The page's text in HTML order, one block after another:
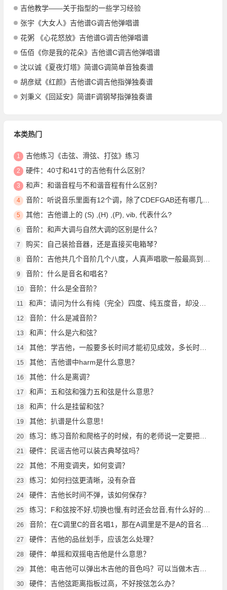
吉他教学——关于指型的一些学习经验
张宇《大女人》吉他谱G调吉他弹唱谱
花粥 《心花怒放》吉他谱G调吉他弹唱谱
伍佰《你是我的花朵》吉他谱C调吉他弹唱谱
沈以诚《夏夜灯塔》简谱G调简单音独奏谱
胡彦斌《红颜》吉他谱C调吉他指弹独奏谱
刘秉义《回延安》简谱F调钢琴指弹独奏谱
本类热门
1 吉他练习《击弦、滑弦、打弦》练习
2 硬件：40寸和41寸的吉他有什么区别？
3 和声：和谐音程与不和谐音程有什么区别？
4 音阶：听说音乐里面有12个调，除了CDEFGAB还有哪几个？
5 其他：吉他谱上的 (S) ,(H) ,(P), vib, 代表什么?
6 音阶：和声大调与自然大调的区别是什么？
7 购买：自己装拾音器，还是直接买电箱琴？
8 音阶：吉他共几个音阶几个八度，人真声唱歌一般最高到几个八度？
9 音阶：什么是音名和唱名？
10 音阶：什么是全音阶？
11 和声：请问为什么有纯（完全）四度、纯五度音，却没有纯二三度？谢谢！
12 音阶：什么是减音阶？
13 和声：什么是六和弦？
14 其他：学吉他，一般要多长时间才能初见成效，多长时间才能大见成效？
15 其他：吉他谱中harm是什么意思？
16 其他：什么是离调？
17 和声：五和弦和强力五和弦是什么意思？
18 和声：什么是挂留和弦？
19 其他：扒谱是什么意思！
20 练习：练习音阶和爬格子的时候，有的老师说一定要把拇指放在后面，有的老师则说把拇指露出来随意一点也行到底该听谁的，还是木吉他是一种按法，电吉他又一种
21 硬件：民谣吉他可以装古典琴弦吗？
22 其他：不用变调夹，如何变调？
23 练习：如何扫弦更清晰，没有杂音
24 硬件：吉他长时间不弹，该如何保存？
25 练习：F和弦按不好,切换也慢,有时还会岔音,有什么好的训练方法?
26 音阶：在C调里C的音名唱1，那在A调里是不是A的音名也唱1？
27 硬件：吉他的品丝划手，应该怎么处理？
28 硬件：单摇和双摇电吉他是什么意思？
29 其他：电吉他可以弹出木吉他的音色吗？可以当做木吉他弹吗？
30 硬件：吉他弦距离指板过高，不好按弦怎么办？